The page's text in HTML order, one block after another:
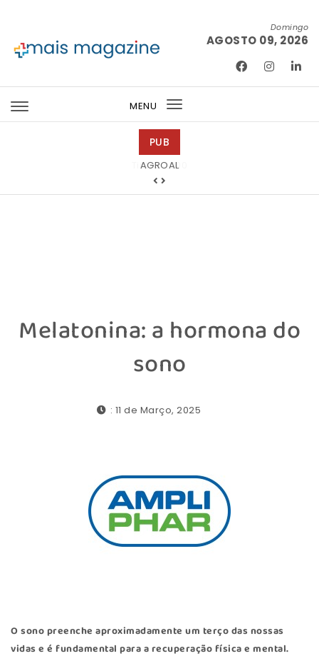
Domingo
AGOSTO 09, 2026
MENU
Toggle
PUB
Tintas 2000
Melatonina: a hormona do
sono
: 11 de Março, 2025
O sono preenche aproximadamente um terço das nossas
vidas e é fundamental para a recuperação física e mental.